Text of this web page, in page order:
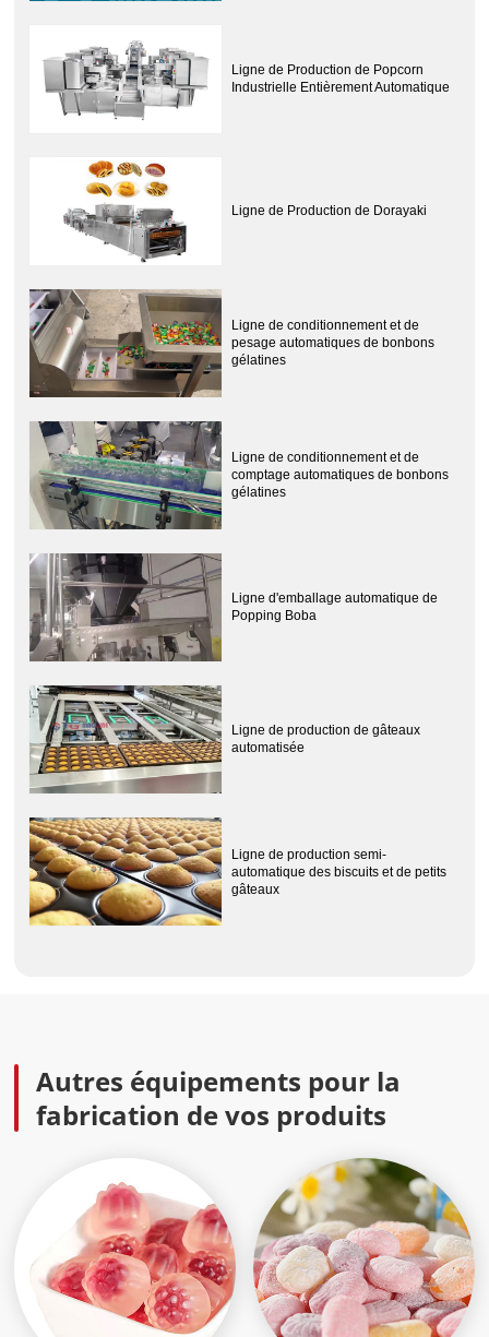
Ligne de Production de Popcorn
Industrielle Entièrement Automatique
Ligne de Production de Dorayaki
Ligne de conditionnement et de
pesage automatiques de bonbons
gélatines
Ligne de conditionnement et de
comptage automatiques de bonbons
gélatines
Ligne d'emballage automatique de
Popping Boba
Ligne de production de gâteaux
automatisée
Ligne de production semi-
automatique des biscuits et de petits
gâteaux
Autres équipements pour la
fabrication de vos produits